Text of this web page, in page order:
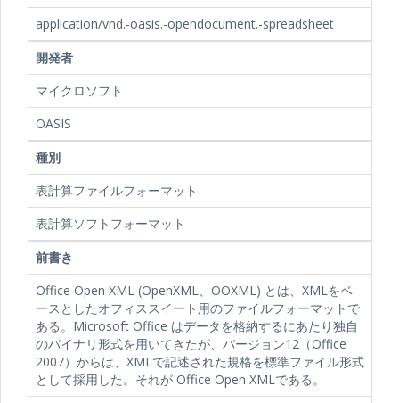
application/vnd.-oasis.-opendocument.-spreadsheet
開発者
マイクロソフト
OASIS
種別
表計算ファイルフォーマット
表計算ソフトフォーマット
前書き
Office Open XML (OpenXML、OOXML) とは、XMLをベ
ースとしたオフィススイート用のファイルフォーマットで
ある。Microsoft Office はデータを格納するにあたり独自
のバイナリ形式を用いてきたが、バージョン12（Office
2007）からは、XMLで記述された規格を標準ファイル形式
として採用した。それが Office Open XMLである。